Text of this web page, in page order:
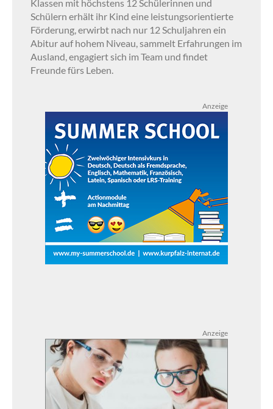
Klassen mit höchstens 12 Schülerinnen und
Schülern erhält ihr Kind eine leistungsorientierte
Förderung, erwirbt nach nur 12 Schuljahren ein
Abitur auf hohem Niveau, sammelt Erfahrungen im
Ausland, engagiert sich im Team und findet
Freunde fürs Leben.
Anzeige
Anzeige